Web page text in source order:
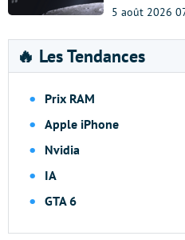
5 août 2026
🔥 Les Tendances
Prix RAM
Apple iPhone
Nvidia
IA
GTA 6